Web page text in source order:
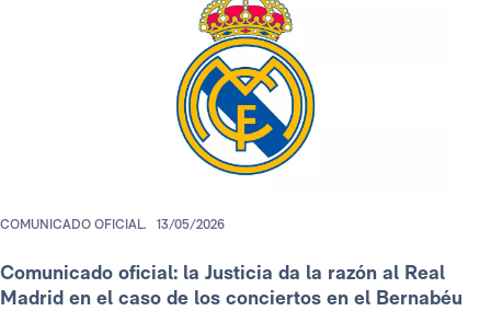
COMUNICADO OFICIAL. 13/05/2026
Comunicado oficial: la Justicia da la razón al Real
Madrid en el caso de los conciertos en el Bernabéu